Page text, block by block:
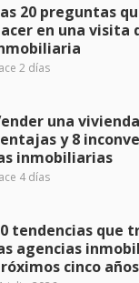
20 preguntas
en una visita
2 días
una
y 8
inmobiliarias
4 días
tendencias que
agencias
cinco años